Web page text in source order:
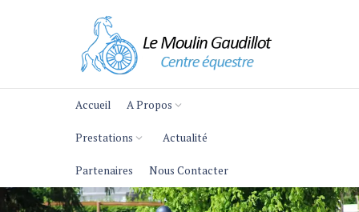
Accueil A Propos
Prestations Actualité
Partenaires Nous Contacter